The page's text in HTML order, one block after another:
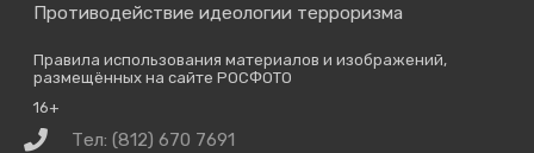
Противодействие идеологии терроризма
Правила использования материалов и изображений,
размещённых на сайте РОСФОТО
16+
Связаться
Тел: (812) 670 7691